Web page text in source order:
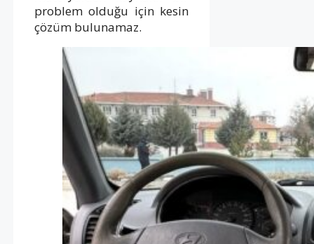
problem olduğu için kesin
çözüm bulunamaz.